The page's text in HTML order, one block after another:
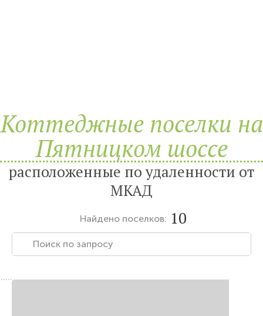
Коттеджные поселки на
Пятницком шоссе
расположенные по удаленности от
МКАД
Найдено поселков: 10